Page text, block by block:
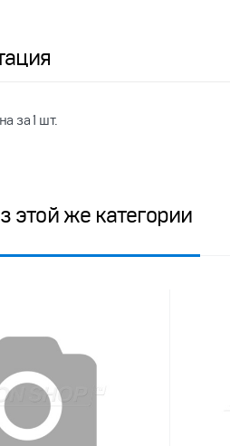
за 1 шт.
этой же категории